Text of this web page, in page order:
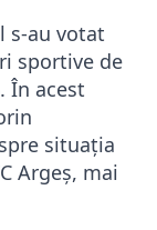
s-au votat
sportive de
În acest
situația
Argeș, mai